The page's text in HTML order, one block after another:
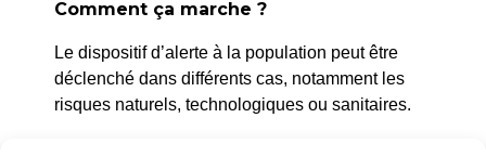
2 avenue de l’Europe Unie,
13640 La Roque d’Anthéron
Comment ça marche ?
Le dispositif d’alerte à la population peut être
déclenché dans différents cas, notamment les
risques naturels, technologiques ou sanitaires.